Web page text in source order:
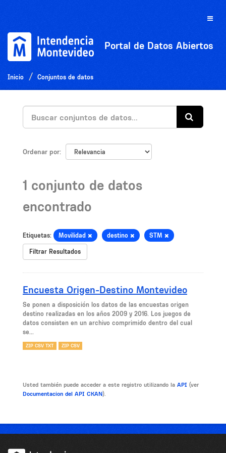
Toggle
Portal de Datos Abiertos
Inicio Conjuntos de datos
Ordenar por
1 conjunto de datos
encontrado
Etiquetas: Movilidad destino STM
Filtrar Resultados
Encuesta Origen-Destino Montevideo
Se ponen a disposición los datos de las encuestas origen
destino realizadas en los años 2009 y 2016. Los juegos de
datos consisten en un archivo comprimido dentro del cual
se...
ZIP CSV TXT ZIP CSV
Usted también puede acceder a este registro utilizando la API (ver
Documentacion del API CKAN).